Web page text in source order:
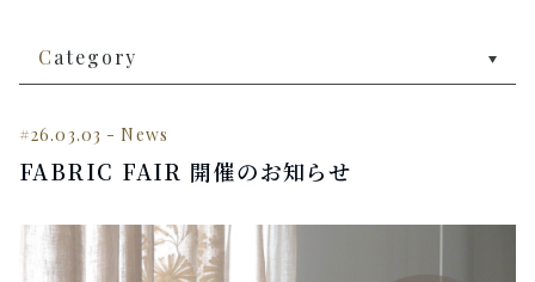
Category
#26.03.03 -News
FABRIC FAIR 開催のお知らせ